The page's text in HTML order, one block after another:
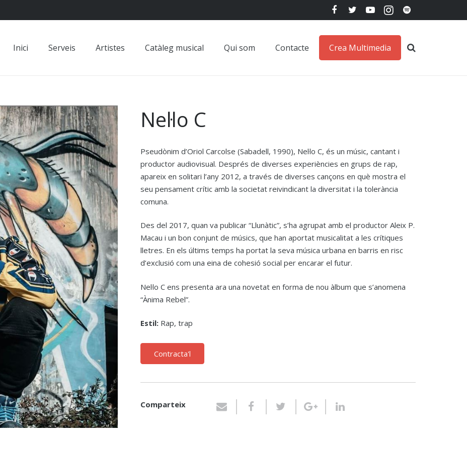
Inici Serveis Artistes Catàleg musical Qui som Contacte Crea Multimedia
Nel·lo C
Pseudònim d’Oriol Carcolse (Sabadell, 1990), Nel·lo C, és un músic, cantant i
productor audiovisual. Després de diverses experiències en grups de rap,
apareix en solitari l’any 2012, a través de diverses cançons en què mostra el
seu pensament crític amb la societat reivindicant la diversitat i la tolerància
comuna.
Des del 2017, quan va publicar “Llunàtic”, s’ha agrupat amb el productor Aleix P.
Macau i un bon conjunt de músics, que han aportat musicalitat a les crítiques
lletres. En els últims temps ha portat la seva música urbana en barris en risc
d’exclusió com una eina de cohesió social per encarar el futur.
Nel·lo C ens presenta ara una novetat en forma de nou àlbum que s’anomena
“Ànima Rebel”.
Estil:Rap, trap
Contracta'l
Comparteix